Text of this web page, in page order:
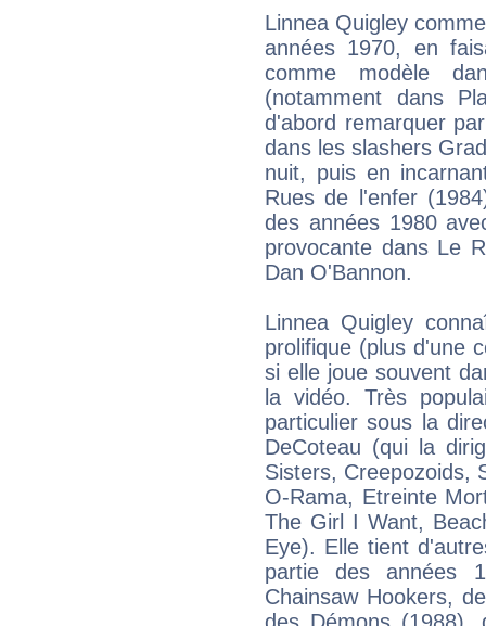
Linnea Quigley
années 1970, en
comme modèle
(notamment dans
d'abord remarquer
dans les slashers
nuit, puis en
Rues de l'enfer
des années 1980
provocante dans Le
Dan O'Bannon.
Linnea Quigley
prolifique (plus d'une
si elle joue souvent
la vidéo. Très
particulier sous la
DeCoteau (qui la
Sisters, Creepozoids,
O-Rama, Etreinte
The Girl I Want,
Eye). Elle tient
partie des années
Chainsaw Hookers,